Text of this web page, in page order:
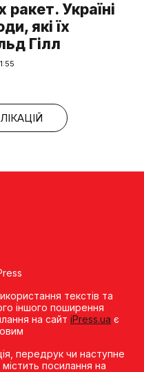
ракет. Україні
які їх
Гілл
текстів та
іншого поширення
на сайт iPress.ua є
передрук чи наступне
посилання на